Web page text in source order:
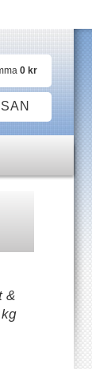
0 kr
&